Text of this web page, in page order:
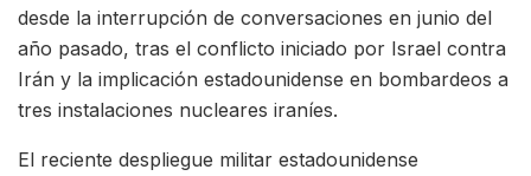
desde la interrupción de conversaciones en junio del
año pasado, tras el conflicto iniciado por Israel contra
Irán y la implicación estadounidense en bombardeos a
tres instalaciones nucleares iraníes.
El reciente despliegue militar estadounidense